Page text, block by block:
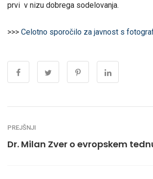
prvi v nizu dobrega sodelovanja.
>>> Celotno sporočilo za javnost s
PREJŠNJI
Dr. Milan Zver o evropskem